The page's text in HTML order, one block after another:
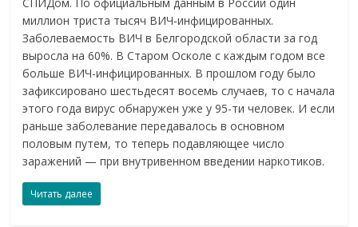
миллион триста тысяч ВИЧ-инфицированных.
Заболеваемость ВИЧ в Белгородской области за год
выросла на 60%. В Старом Осколе с каждым годом все
больше ВИЧ-инфицированных. В прошлом году было
зафиксировано шестьдесят восемь случаев, то с начала
этого года вирус обнаружен уже у 95-ти человек. И если
раньше заболевание передавалось в основном
половым путем, то теперь подавляющее число
заражений — при внутривенном введении наркотиков.
Читать далее